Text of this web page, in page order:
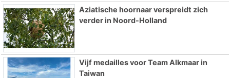
Aziatische hoornaar verspreidt zich
verder in Noord-Holland
Vijf medailles voor Team Alkmaar in
Taiwan